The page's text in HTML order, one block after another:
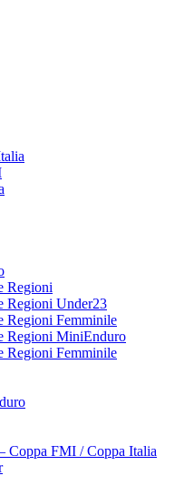
Regioni
Regioni Under23
Regioni Femminile
Regioni MiniEnduro
Regioni Femminile
Coppa FMI / Coppa Italia